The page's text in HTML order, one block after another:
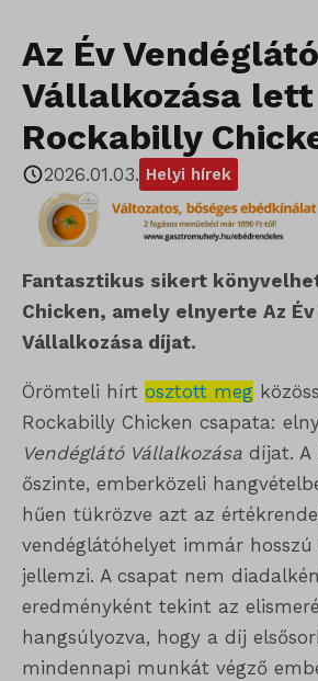
Az Év Vendéglátó
Vállalkozása
Rockabilly
2026.01.03. Helyi hírek
Fantasztikus sikert
Chicken, amely elnyerte Az
Vállalkozása díjat.
Örömteli hírt osztott meg
Rockabilly Chicken csapata:
Vendéglátó Vállalkozása díjat. A
őszinte, emberközeli
hűen tükrözve azt az
vendéglátóhelyet immár hosszú
jellemzi. A csapat nem
eredményként tekint az
hangsúlyozva, hogy a díj
mindennapi munkát végző